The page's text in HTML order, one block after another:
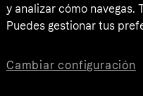
y analizar cómo
Puedes gestionar tus
Cambiar configuración